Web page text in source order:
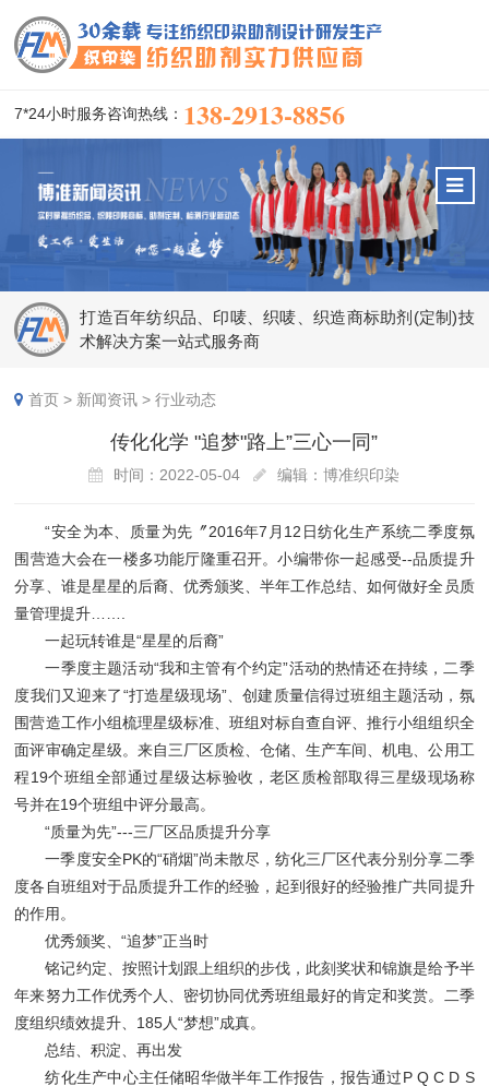
7*24小时服务咨询热线： 138-2913-8856
打造百年纺织品、印唛、织唛、织造商标助剂(定制)技
术解决方案一站式服务商
首页 > 新闻资讯 >行业动态
传化化学 "追梦"路上”三心一同”
时间：2022-05-04 编辑：博准织印染
“安全为本、质量为先〞2016年7月12日纺化生产系统二季度氛
围营造大会在一楼多功能厅隆重召开。小编带你一起感受--品质提升
分享、谁是星星的后裔、优秀颁奖、半年工作总结、如何做好全员质
量管理提升…….
一起玩转谁是“星星的后裔”
一季度主题活动“我和主管有个约定”活动的热情还在持续，二季
度我们又迎来了“打造星级现场”、创建质量信得过班组主题活动，氛
围营造工作小组梳理星级标准、班组对标自查自评、推行小组组织全
面评审确定星级。来自三厂区质检、仓储、生产车间、机电、公用工
程19个班组全部通过星级达标验收，老区质检部取得三星级现场称
号并在19个班组中评分最高。
“质量为先”---三厂区品质提升分享
一季度安全PK的“硝烟”尚未散尽，纺化三厂区代表分别分享二季
度各自班组对于品质提升工作的经验，起到很好的经验推广共同提升
的作用。
优秀颁奖、“追梦”正当时
铭记约定、按照计划跟上组织的步伐，此刻奖状和锦旗是给予半
年来努力工作优秀个人、密切协同优秀班组最好的肯定和奖赏。二季
度组织绩效提升、185人“梦想”成真。
总结、积淀、再出发
纺化生产中心主任储昭华做半年工作报告，报告通过P Q C D S